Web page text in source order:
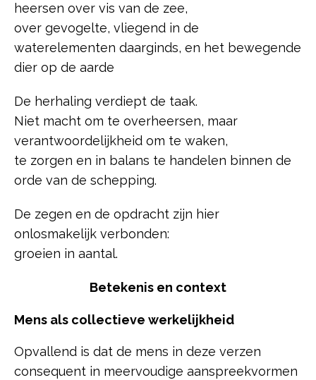
heersen over vis van de zee,
over gevogelte, vliegend in de
waterelementen daarginds, en het bewegende
dier op de aarde
De herhaling verdiept de taak.
Niet macht om te overheersen, maar
verantwoordelijkheid om te waken,
te zorgen en in balans te handelen binnen de
orde van de schepping.
De zegen en de opdracht zijn hier
onlosmakelijk verbonden:
groeien in aantal.
Betekenis en context
Mens als collectieve werkelijkheid
Opvallend is dat de mens in deze verzen
consequent in meervoudige aanspreekvormen